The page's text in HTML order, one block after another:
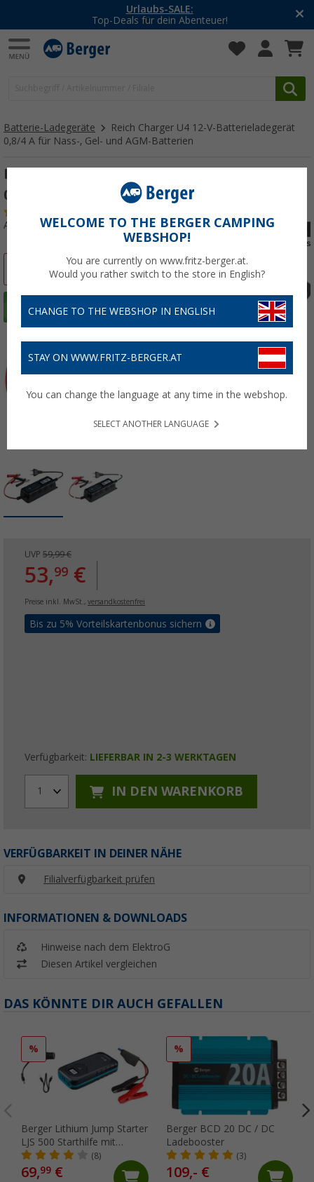
-20% auf Kleidung und Schuhe
Mit dem Aktionscode
Batterie-Ladegeräte
Reich Charger U4 12-V-Batterieladegerät
0,8/4 A für Nass-, Gel- und AGM-Batterien
Reich Charger U4 12-V-Batterieladegerät
0,8/4 A für Nass-, Gel- und AGM-Batterien
Art.-Nr.: 211730
UVP 59,99 €
53,99 €
Preise inkl. MwSt., versandkostenfrei
Bis zu 5% Vorteilskartenbonus sichern
Verfügbarkeit: LIEFERBAR IN 2-3 WERKTAGEN
1 IN DEN WARENKORB
VERFÜGBARKEIT IN DEINER NÄHE
Filialverfügbarkeit prüfen
INFORMATIONEN & DOWNLOADS
Hinweise nach dem ElektroG
Diesen Artikel vergleichen
DAS KÖNNTE DIR AUCH GEFALLEN
%
Berger Lithium Jump Starter
LJS 500 Starthilfe mit
Powerbank
(8)
69,99 €
%
Berger BCD 20 DC / DC
Ladebooster
(3)
109,- €
WELCOME TO THE BERGER CAMPING
WEBSHOP!
You are currently on www.fritz-berger.at.
Would you rather switch to the store in English?
CHANGE TO THE WEBSHOP IN ENGLISH
STAY ON WWW.FRITZ-BERGER.AT
You can change the language at any time in the webshop.
SELECT ANOTHER LANGUAGE